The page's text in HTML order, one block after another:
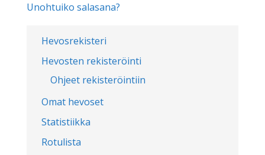
Hevosrekisteri
Hevosten rekisteröinti
Ohjeet rekisteröintiin
Omat hevoset
Statistiikka
Rotulista
Unohtuiko salasana?